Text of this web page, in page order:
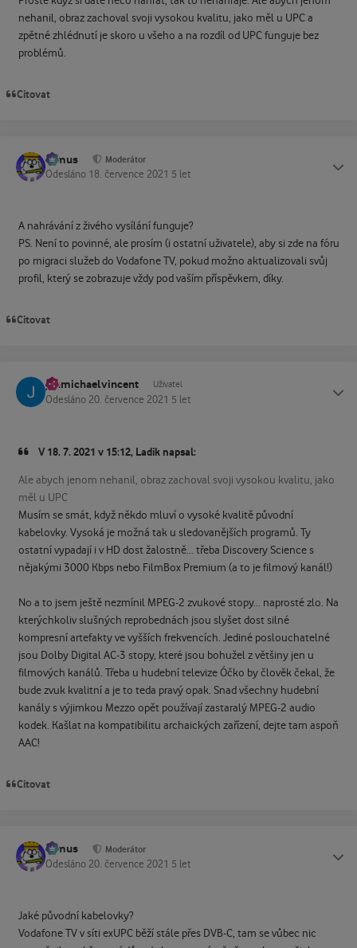
nehanil, obraz zachoval svoji vysokou kvalitu, jako měl u UPC a
zpětné zhlédnutí je skoro u všeho a na rozdíl od UPC funguje bez
problémů.
Citovat
tomus Moderátor
Odesláno 18. července 2021 5 let
A nahrávání z živého vysílání funguje?
PS. Není to povinné, ale prosím (i ostatní uživatele), aby si zde na fóru
po migraci služeb do Vodafone TV, pokud možno aktualizovali svůj
profil, který se zobrazuje vždy pod vaším příspěvkem, díky.
Citovat
janmichaelvincent Uživatel
Odesláno 20. července 2021 5 let
V 18. 7. 2021 v 15:12, Ladik napsal:
Ale abych jenom nehanil, obraz zachoval svoji vysokou kvalitu, jako
měl u UPC
Musím se smát, když někdo mluví o vysoké kvalitě původní
kabelovky. Vysoká je možná tak u sledovanějších programů. Ty
ostatní vypadají i v HD dost žalostně... třeba Discovery Science s
nějakými 3000 Kbps nebo FilmBox Premium (a to je filmový kanál!)
No a to jsem ještě nezmínil MPEG-2 zvukové stopy... naprosté zlo. Na
kterýchkoliv slušných reprobednách jsou slyšet dost silné
kompresní artefakty ve vyšších frekvencích. Jediné poslouchatelné
jsou Dolby Digital AC-3 stopy, které jsou bohužel z většiny jen u
filmových kanálů. Třeba u hudební televize Óčko by člověk čekal, že
bude zvuk kvalitní a je to teda pravý opak. Snad všechny hudební
kanály s výjimkou Mezzo opět používají zastaralý MPEG-2 audio
kodek. Kašlat na kompatibilitu archaických zařízení, dejte tam aspoň
AAC!
Citovat
tomus Moderátor
Odesláno 20. července 2021 5 let
Jaké původní kabelovky?
Vodafone TV v síti exUPC běží stále přes DVB-C, tam se vůbec nic